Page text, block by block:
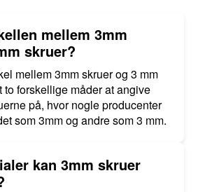
mellem 3mm
skruer?
mellem 3mm skruer og 3 mm
to forskellige måder at angive
på, hvor nogle producenter
som 3mm og andre som 3 mm.
kan 3mm skruer